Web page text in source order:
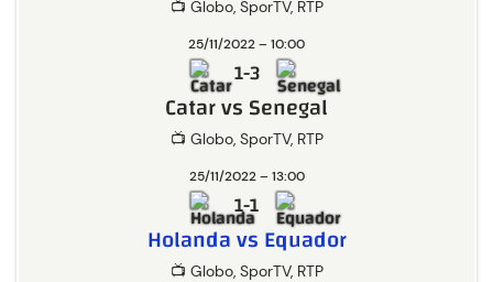
📺 Globo, SporTV, RTP
25/11/2022 – 10:00
📺 Globo, SporTV, RTP
1-3
Catar vs Senegal
25/11/2022 – 13:00
📺 Globo, SporTV, RTP
1-1
Holanda vs Equador